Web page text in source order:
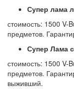
Супер лама
стоимость: 1500 V-
предметов.
Супер Лама
стоимость: 1500
предметов.
выживший.